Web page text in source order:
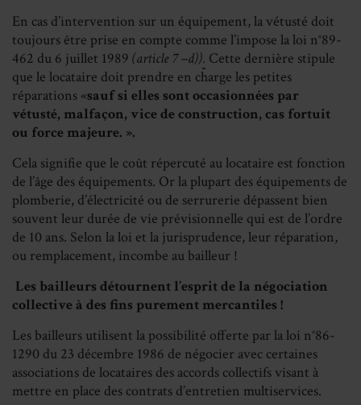
En cas d’intervention sur un équipement, la vétusté doit
toujours être prise en compte comme l’impose la loi n°89-
462 du 6 juillet 1989 (article 7 –d)). Cette dernière stipule
que le locataire doit prendre en charge les petites
réparations «sauf si elles sont occasionnées par
vétusté, malfaçon, vice de construction, cas fortuit
ou force majeure. ».
Cela signifie que le coût répercuté au locataire est fonction
de l’âge des équipements. Or la plupart des équipements de
plomberie, d’électricité ou de serrurerie dépassent bien
souvent leur durée de vie prévisionnelle qui est de l’ordre
de 10 ans. Selon la loi et la jurisprudence, leur réparation,
ou remplacement, incombe au bailleur !
Les bailleurs détournent l’esprit de la négociation
collective à des fins purement mercantiles !
Les bailleurs utilisent la possibilité offerte par la loi n°86-
1290 du 23 décembre 1986 de négocier avec certaines
associations de locataires des accords collectifs visant à
mettre en place des contrats d’entretien multiservices.